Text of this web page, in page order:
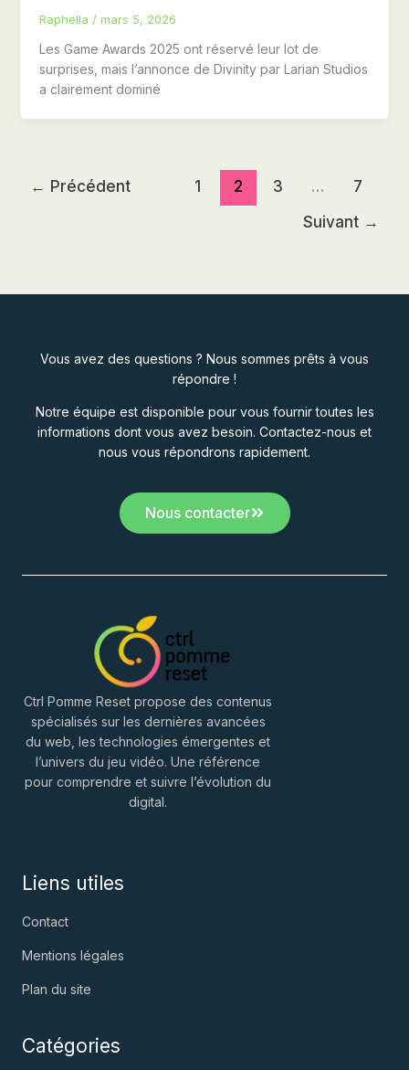
Raphëlla / mars 5, 2026
Les Game Awards 2025 ont réservé leur lot de
surprises, mais l’annonce de Divinity par Larian Studios
a clairement dominé
← Précédent 1 2 3 …
7
Suivant →
Vous avez des questions ? Nous sommes prêts à vous
répondre !
Notre équipe est disponible pour vous fournir toutes les
informations dont vous avez besoin. Contactez-nous et
nous vous répondrons rapidement.
Nous contacter
Ctrl Pomme Reset propose des contenus
spécialisés sur les dernières avancées
du web, les technologies émergentes et
l’univers du jeu vidéo. Une référence
pour comprendre et suivre l’évolution du
digital.
Liens utiles
Contact
Mentions légales
Plan du site
Catégories